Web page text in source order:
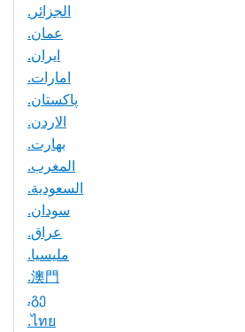
.الجزائر
.عمان
.ایران
.امارات
.پاکستان
.الاردن
.بھارت
.المغرب
.السعودية
.سودان
.عراق
.مليسيا
.澳門
.გე
.ไทย